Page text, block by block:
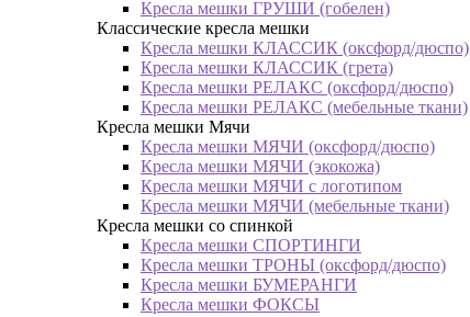
Кресла мешки ГРУШИ (гобелен)
Классические кресла мешки
Кресла мешки КЛАССИК (оксфорд/дюспо)
Кресла мешки КЛАССИК (грета)
Креслa мешки РЕЛАКС (оксфорд/дюспо)
Креслa мешки РЕЛАКС (мебельные ткани)
Кресла мешки Мячи
Кресла мешки МЯЧИ (оксфорд/дюспо)
Кресла мешки МЯЧИ (экокожа)
Кресла мешки МЯЧИ с логотипом
Кресла мешки МЯЧИ (мебельные ткани)
Кресла мешки со спинкой
Кресла мешки СПОРТИНГИ
Кресла мешки ТРОНЫ (оксфорд/дюспо)
Кресла мешки БУМЕРАНГИ
Кресла мешки ФОКСЫ